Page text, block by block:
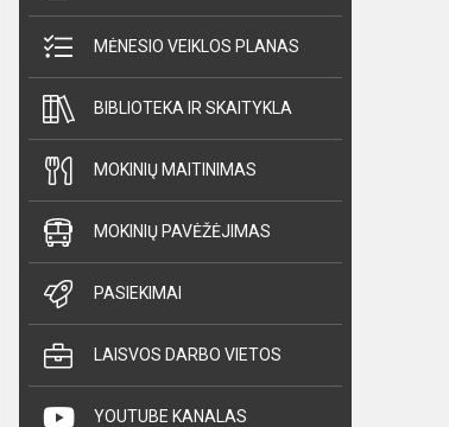
MĖNESIO VEIKLOS PLANAS
BIBLIOTEKA IR SKAITYKLA
MOKINIŲ MAITINIMAS
MOKINIŲ PAVĖŽĖJIMAS
PASIEKIMAI
LAISVOS DARBO VIETOS
YOUTUBE KANALAS